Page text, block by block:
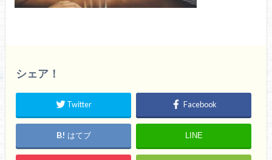
シェア！
Twitter Facebook
はてブ LINE